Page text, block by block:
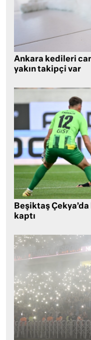
Ankara kedileri
yakın takipçi var
Beşiktaş Çekya’da
kaptı